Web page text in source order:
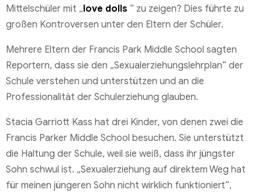
Mittelschüler mit „love dolls “ zu zeigen? Dies führte zu
großen Kontroversen unter den Eltern der Schüler.
Mehrere Eltern der Francis Park Middle School sagten
Reportern, dass sie den „Sexualerziehungslehrplan“ der
Schule verstehen und unterstützen und an die
Professionalität der Schulerziehung glauben.
Stacia Garriott Kass hat drei Kinder, von denen zwei die
Francis Parker Middle School besuchen. Sie unterstützt
die Haltung der Schule, weil sie weiß, dass ihr jüngster
Sohn schwul ist. „Sexualerziehung auf direktem Weg hat
für meinen jüngeren Sohn nicht wirklich funktioniert“,